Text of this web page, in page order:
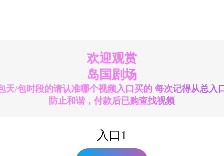
欢迎观赏
岛国剧场
天/包时段的请认准哪个视频入口买的 每次记得从总入
防止和谐，付款后已购查找视频
入口1